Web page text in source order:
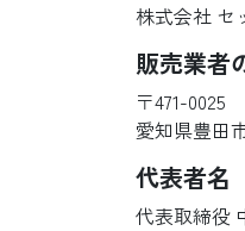
株式会社 セ
販売業者
〒471-0025
愛知県豊田
代表者名
代表取締役